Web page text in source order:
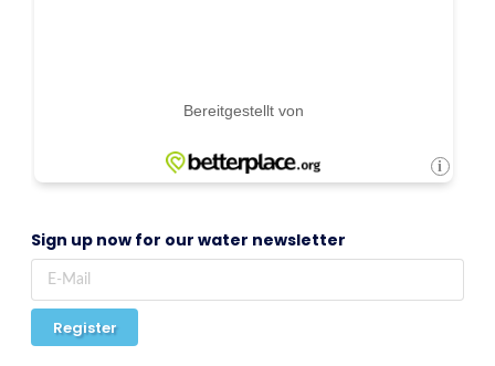
Sign up now for our water newsletter
Register